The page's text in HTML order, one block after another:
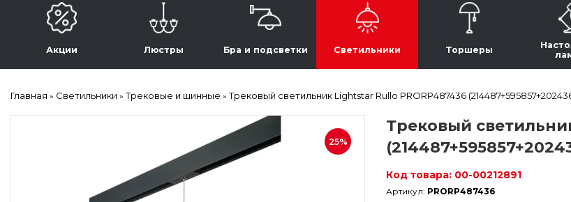
Акции Люстры Бра и подсветки Светильники Торшеры
Главная » Светильники »Трековые и шинные »Трековый светильник Lightstar Rullo PRORP487436
25%
Трековый
Код товара: 00-00212891
Артикул: PRORP487436